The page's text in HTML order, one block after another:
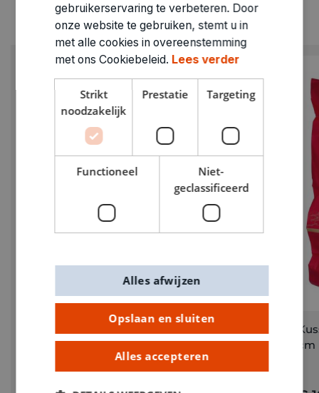
Dekbedovertrek 1 persoon 140 x 200 cm Chiro
cm
gebruikerservaring te verbeteren. Door
onze website te gebruiken, stemt u in
met alle cookies in overeenstemming
met ons Cookiebeleid. Lees verder
Strikt
noodzakelijk
Prestatie Targeting
Functioneel
Niet-
geclassificeerd
Opslaan en sluiten
Alles accepteren
Alles afwijzen